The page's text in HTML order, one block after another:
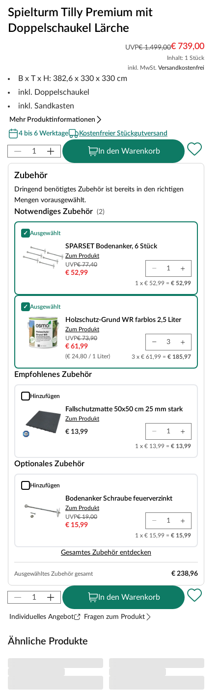
Spielturm Tilly Premium mit
Doppelschaukel Lärche
UVP€ 1.499,00€ 739,00
Inhalt: 1 Stück
inkl. MwSt. Versandkostenfrei
B x T x H: 382,6 x 330 x 330 cm
inkl. Doppelschaukel
inkl. Sandkasten
Mehr Produktinformationen
4 bis 6 Werktage
Kostenfreier Stückgutversand
In den Warenkorb
Zubehör
Dringend benötigtes Zubehör ist bereits in den richtigen
Mengen vorausgewählt.
Notwendiges Zubehör (2)
✓ Ausgewählt
SPARSET Bodenanker, 6 Stück
SPARSET Bodenanker, 6 Stück
Zum Produkt
UVP€ 77,40
€ 52,99
1 x € 52,99 = € 52,99
✓ Ausgewählt
Holzschutz-Grund WR farblos 2,5 Liter
Holzschutz-Grund WR farblos 2,5 Liter
Zum Produkt
UVP€ 73,90
€ 61,99
(€ 24,80 / 1 Liter) 3 x € 61,99 = € 185,97
Empfohlenes Zubehör
Hinzufügen
Fallschutzmatte 50x50 cm 25 mm stark
Fallschutzmatte 50x50 cm 25 mm stark
Zum Produkt
€ 13,99
1 x € 13,99 = € 13,99
Optionales Zubehör
Hinzufügen
Bodenanker Schraube feuerverzinkt
Bodenanker Schraube feuerverzinkt
Zum Produkt
UVP€ 19,00
€ 15,99
1 x € 15,99 = € 15,99
Gesamtes Zubehör entdecken
Ausgewähltes Zubehör gesamt € 238,96
In den Warenkorb
Individuelles Angebot Fragen zum Produkt
Ähnliche Produkte